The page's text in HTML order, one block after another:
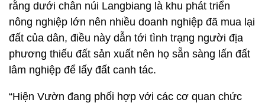
rằng dưới chân núi Langbiang là khu phát triển
nông nghiệp lớn nên nhiều doanh nghiệp đã mua lại
đất của dân, điều này dẫn tới tình trạng người địa
phương thiếu đất sản xuất nên họ sẵn sàng lấn đất
lâm nghiệp để lấy đất canh tác.
“Hiện Vườn đang phối hợp với các cơ quan chức